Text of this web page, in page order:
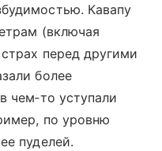
Кавапу
(включая
перед другими
более
чем‑то уступали
по уровню
пуделей.